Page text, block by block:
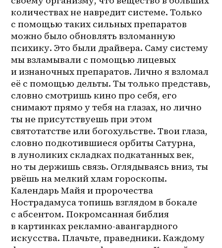
количествах не навредит системе. Только
с помощью таких сильных препаратов
можно было обновлять взломанную
психику. Это были драйвера. Саму систему
мы взламывали с помощью лицевых
и изнаночных препаратов. Лично я взломал
её с помощью дельты. Ты только представь,
словно смотришь кино про себя, его
снимают прямо у тебя на глазах, но лично
ты не присутствуешь при этом
святотатстве или богохульстве. Твои глаза,
словно подкотившиеся орбиты Сатурна,
в луноликих складках подкатанных век,
но ты держишь связь. Оглядываясь вниз, ты
рвёшь на мелкий хлам гороскопы.
Календарь Майя и пророчества
Нострадамуса топишь взглядом в бокале
с абсентом. Покромсанная библия
в картинках рекламно-авангардного
искусства. Плачьте, праведники. Каждому